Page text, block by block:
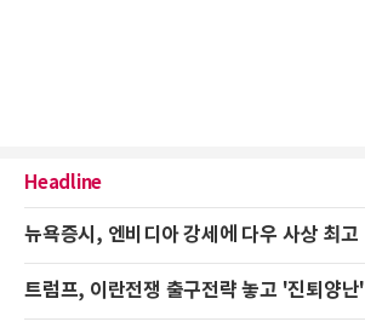
Headline
뉴욕증시, 엔비디아 강세에 다우 사상 최고
트럼프, 이란전쟁 출구전략 놓고 '진퇴양난'